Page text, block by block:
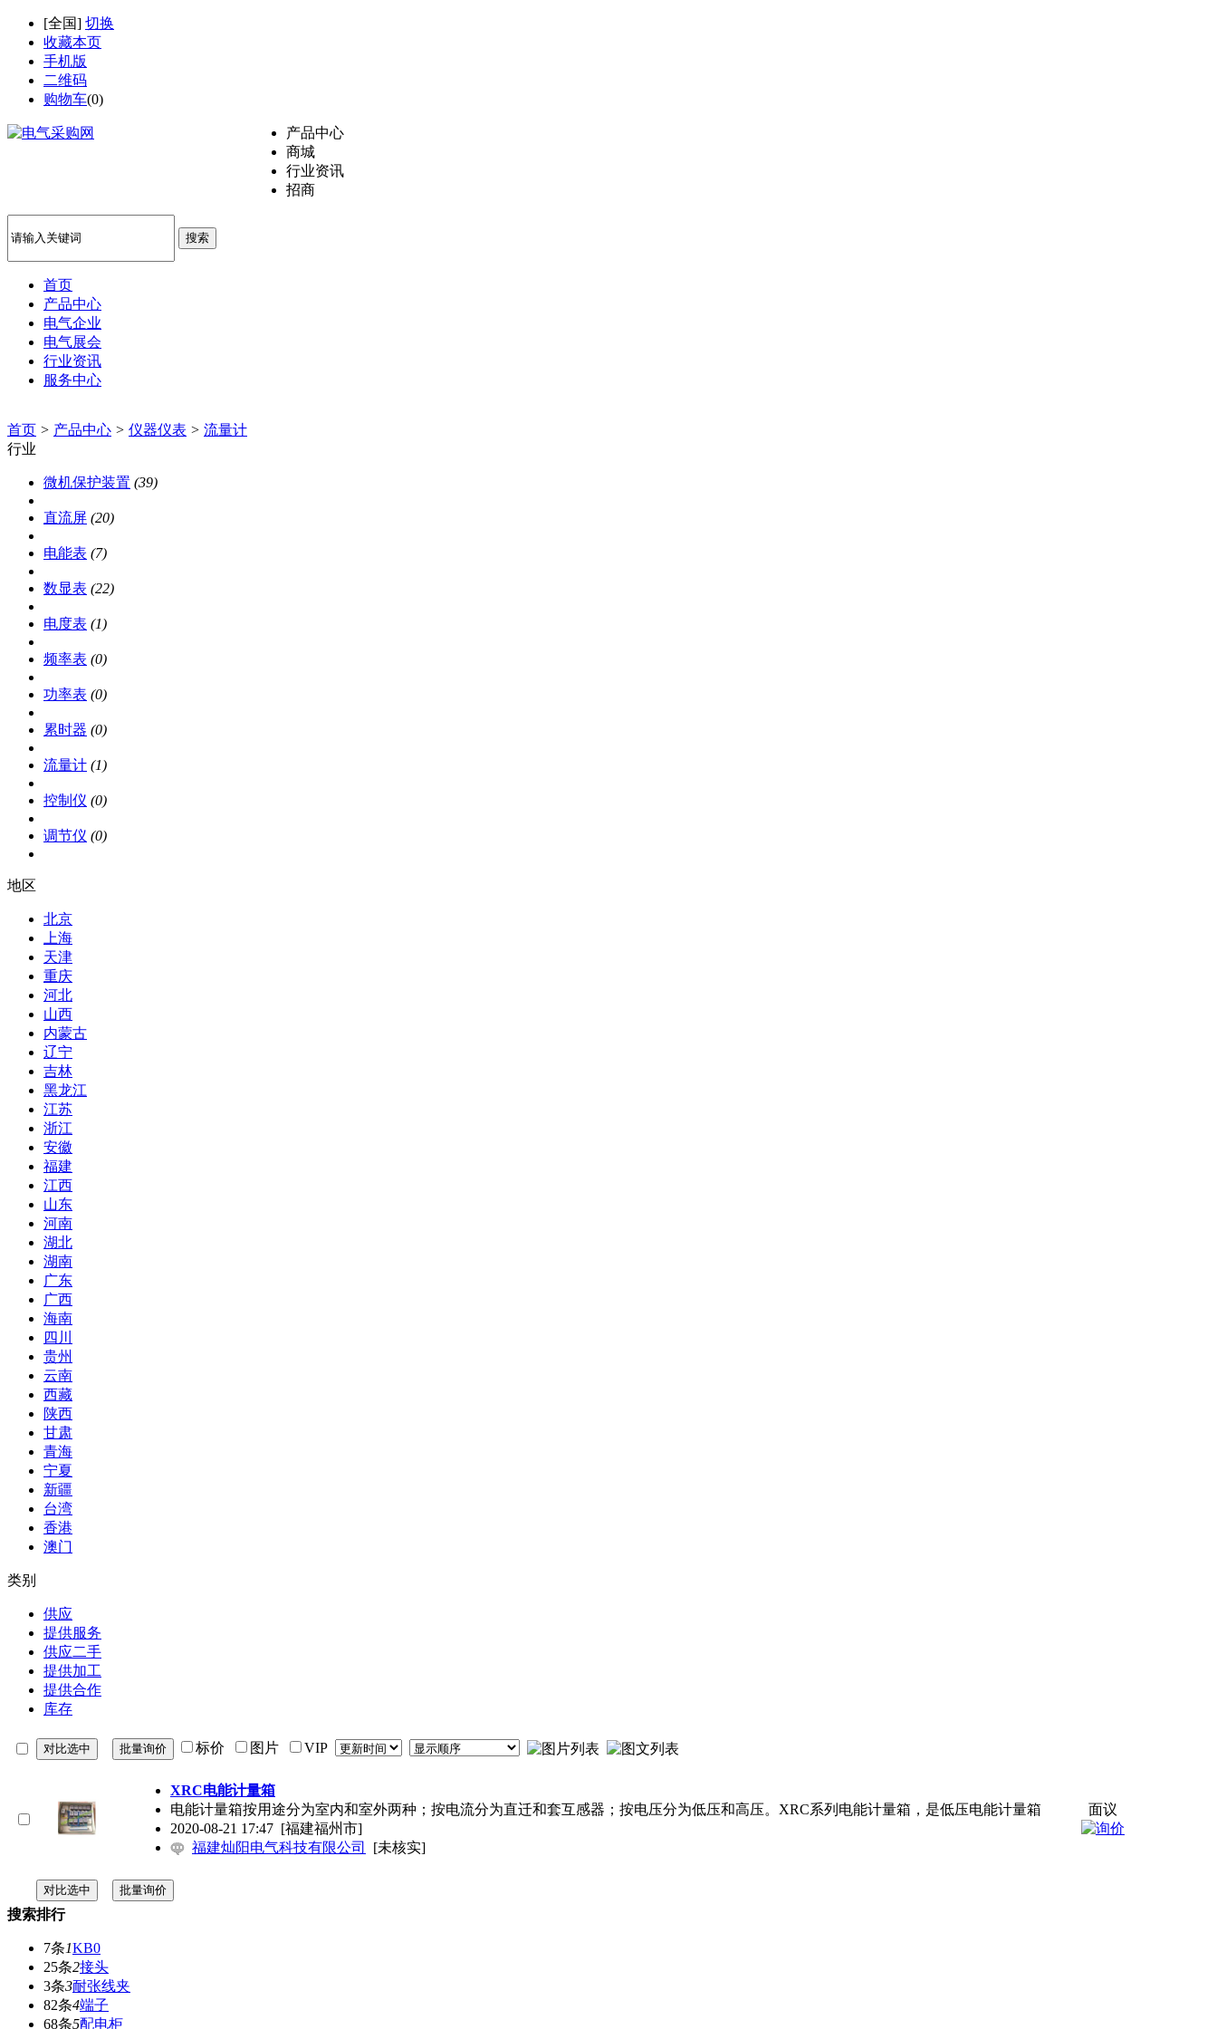
[全国] 切换
收藏本页
手机版
二维码
购物车(0)
产品中心
商城
行业资讯
招商
搜索
首页
产品中心
电气企业
电气展会
行业资讯
服务中心
首页 > 产品中心 > 仪器仪表 > 流量计
行业
微机保护装置 (39)
直流屏 (20)
电能表 (7)
数显表 (22)
电度表 (1)
频率表 (0)
功率表 (0)
累时器 (0)
流量计 (1)
控制仪 (0)
调节仪 (0)
地区
北京
上海
天津
重庆
河北
山西
内蒙古
辽宁
吉林
黑龙江
江苏
浙江
安徽
福建
江西
山东
河南
湖北
湖南
广东
广西
海南
四川
贵州
云南
西藏
陕西
甘肃
青海
宁夏
新疆
台湾
香港
澳门
类别
供应
提供服务
供应二手
提供加工
提供合作
库存
标价 图片 VIP
XRC电能计量箱
电能计量箱按用途分为室内和室外两种；按电流分为直迁和套互感器；按电压分为低压和高压。XRC系列电能计量箱，是低压电能计量箱
2020-08-21 17:47 [福建福州市]
福建灿阳电气科技有限公司
[未核实]
面议
搜索排行
7条1KB0
25条2接头
3条3耐张线夹
82条4端子
68条5配电柜